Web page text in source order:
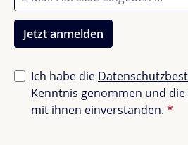
Pflegeleicht und
Die Reinigung des Modu Tiny
geben. Hergestellt aus
Modu Tiny Ride ein
Spielzeug für dein Kind.
Jetzt anmelden
Ich habe die
Kenntnis genommen und die
mit ihnen einverstanden. *